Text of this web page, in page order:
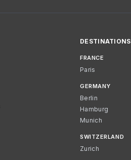
DESTINATIONS
FRANCE
Paris
GERMANY
Berlin
Hamburg
Munich
SWITZERLAND
Zurich